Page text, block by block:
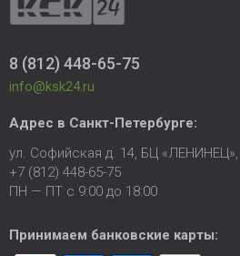
8 (812) 448-65-75
info@ksk24.ru
Адрес в Санкт-Петербурге:
ул. Софийская д. 14, БЦ
+7 (812) 448-65-75
ПН — ПТ с 9:00 до 18:00
Принимаем банковские карты: